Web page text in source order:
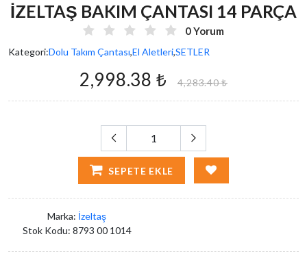
İZELTAŞ BAKIM ÇANTASI 14 PARÇA
0 Yorum
Kategori:Dolu Takım Çantası,El Aletleri,SETLER
2,998.38 ₺ 4,283.40 ₺
SEPETE EKLE
Marka: İzeltaş
Stok Kodu: 8793 00 1014